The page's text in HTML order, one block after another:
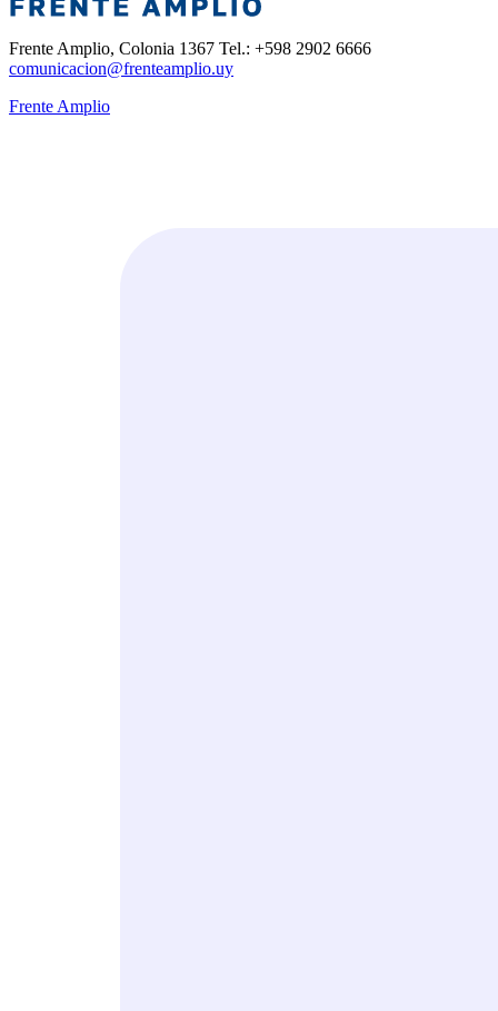
Frente Amplio, Colonia 1367 Tel.: +598 2902 6666
comunicacion@frenteamplio.uy
Frente Amplio